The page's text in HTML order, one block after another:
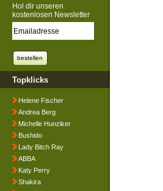
Hol dir unseren
kostenlosen Newsletter
Topklicks
Helene Fischer
Andrea Berg
Michelle Hunziker
Bushido
Lady Bitch Ray
ABBA
Katy Perry
Shakira